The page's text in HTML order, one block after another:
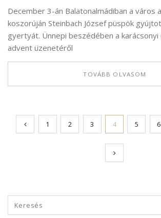
December 3-án Balatonalmádiban a város
koszorúján Steinbach József püspök
gyertyát. Ünnepi beszédében a
advent üzenetéről
TOVÁBB OLVASOM
1 2 3 4 5 6